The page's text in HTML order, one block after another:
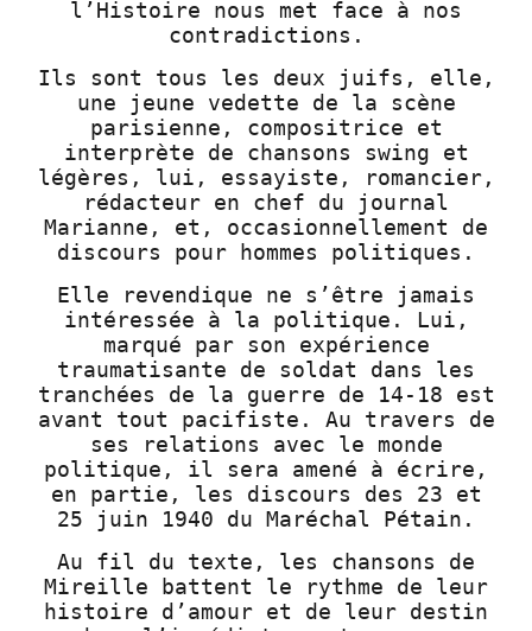
l’Histoire nous met face à nos
contradictions.
Ils sont tous les deux juifs, elle,
une jeune vedette de la scène
parisienne, compositrice et
interprète de chansons swing et
légères, lui, essayiste, romancier,
rédacteur en chef du journal
Marianne, et, occasionnellement de
discours pour hommes politiques.
Elle revendique ne s’être jamais
intéressée à la politique. Lui,
marqué par son expérience
traumatisante de soldat dans les
tranchées de la guerre de 14-18 est
avant tout pacifiste. Au travers de
ses relations avec le monde
politique, il sera amené à écrire,
en partie, les discours des 23 et
25 juin 1940 du Maréchal Pétain.
Au fil du texte, les chansons de
Mireille battent le rythme de leur
histoire d’amour et de leur destin